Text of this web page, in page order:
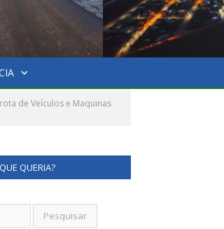
de Veículos e Maquinas
QUERIA?